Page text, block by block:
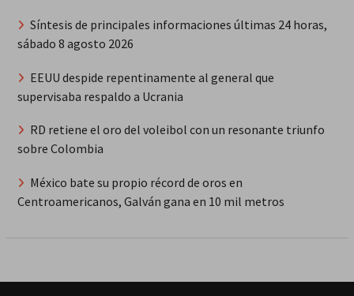
Síntesis de principales informaciones últimas 24 horas,
sábado 8 agosto 2026
EEUU despide repentinamente al general que
supervisaba respaldo a Ucrania
RD retiene el oro del voleibol con un resonante triunfo
sobre Colombia
México bate su propio récord de oros en
Centroamericanos, Galván gana en 10 mil metros